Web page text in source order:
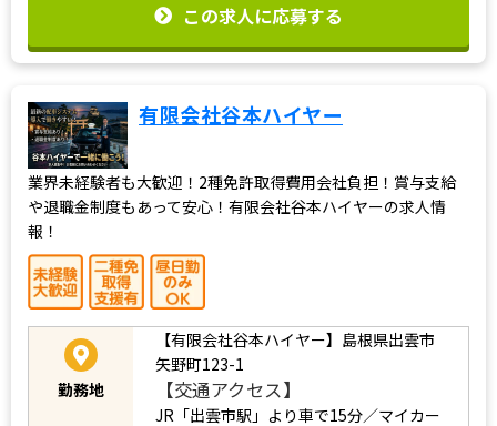
この求人に応募する
有限会社谷本ハイヤー
業界未経験者も大歓迎！2種免許取得費用会社負担！賞与支給
や退職金制度もあって安心！有限会社谷本ハイヤーの求人情
報！
勤務地
【有限会社谷本ハイヤー】島根県出雲市
矢野町123-1
【交通アクセス】
JR「出雲市駅」より車で15分／マイカー